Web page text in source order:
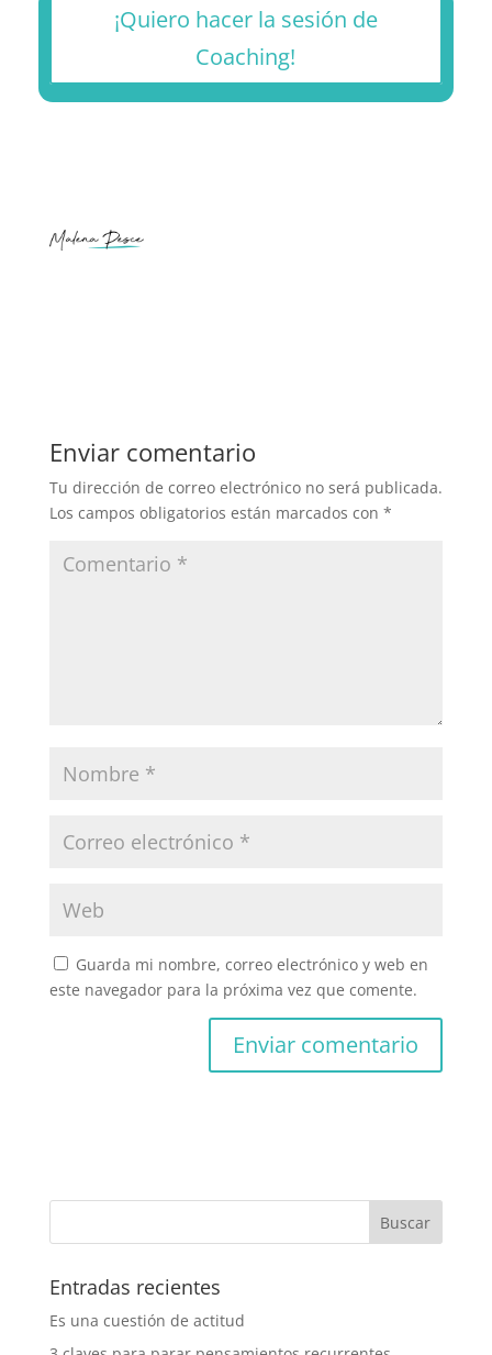
¡Quiero hacer la sesión de
Coaching!
Enviar comentario
Tu dirección de correo electrónico no será publicada.
Los campos obligatorios están marcados con *
Guarda mi nombre, correo electrónico y web en
este navegador para la próxima vez que comente.
Entradas recientes
Es una cuestión de actitud